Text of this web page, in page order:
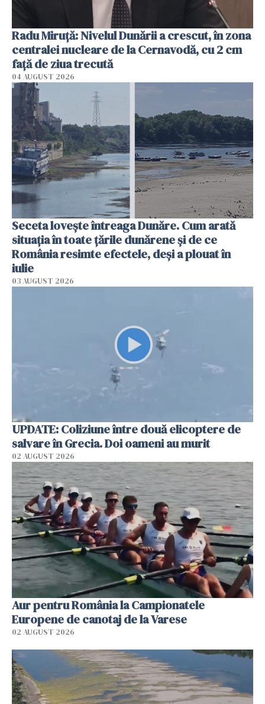
Radu Miruţă: Nivelul Dunării a crescut, în zona
centralei nucleare de la Cernavodă, cu 2 cm
faţă de ziua trecută
04 AUGUST 2026
Seceta lovește întreaga Dunăre. Cum arată
situația în toate țările dunărene și de ce
România resimte efectele, deși a plouat în
iulie
03 AUGUST 2026
UPDATE: Coliziune între două elicoptere de
salvare în Grecia. Doi oameni au murit
02 AUGUST 2026
Aur pentru România la Campionatele
Europene de canotaj de la Varese
02 AUGUST 2026